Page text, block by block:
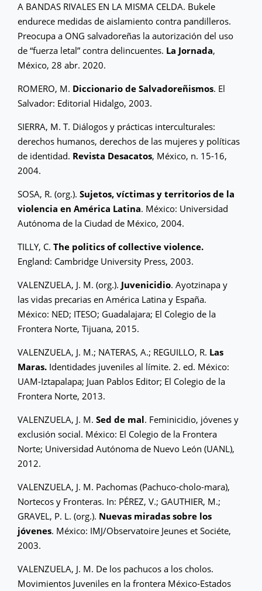
A BANDAS RIVALES EN LA MISMA CELDA. Bukele
endurece medidas de aislamiento contra pandilleros.
Preocupa a ONG salvadoreñas la autorización del uso
de “fuerza letal” contra delincuentes. La Jornada,
México, 28 abr. 2020.
ROMERO, M. Diccionario de Salvadoreñismos. El
Salvador: Editorial Hidalgo, 2003.
SIERRA, M. T. Diálogos y prácticas interculturales:
derechos humanos, derechos de las mujeres y políticas
de identidad. Revista Desacatos, México, n. 15-16,
2004.
SOSA, R. (org.). Sujetos, víctimas y territorios de la
violencia en América Latina. México: Universidad
Autónoma de la Ciudad de México, 2004.
TILLY, C. The politics of collective violence.
England: Cambridge University Press, 2003.
VALENZUELA, J. M. (org.). Juvenicidio. Ayotzinapa y
las vidas precarias en América Latina y España.
México: NED; ITESO; Guadalajara; El Colegio de la
Frontera Norte, Tijuana, 2015.
VALENZUELA, J. M.; NATERAS, A.; REGUILLO, R. Las
Maras. Identidades juveniles al límite. 2. ed. México:
UAM-Iztapalapa; Juan Pablos Editor; El Colegio de la
Frontera Norte, 2013.
VALENZUELA, J. M. Sed de mal. Feminicidio, jóvenes y
exclusión social. México: El Colegio de la Frontera
Norte; Universidad Autónoma de Nuevo León (UANL),
2012.
VALENZUELA, J. M. Pachomas (Pachuco-cholo-mara),
Nortecos y Fronteras. In: PÉREZ, V.; GAUTHIER, M.;
GRAVEL, P. L. (org.). Nuevas miradas sobre los
jóvenes. México: IMJ/Observatoire Jeunes et Sociéte,
2003.
VALENZUELA, J. M. De los pachucos a los cholos.
Movimientos Juveniles en la frontera México-Estados